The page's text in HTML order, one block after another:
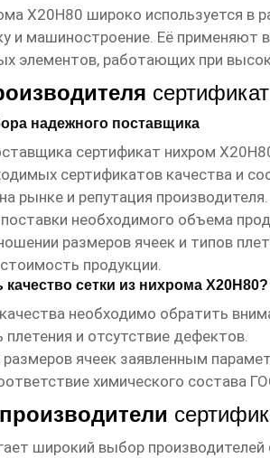
Х20Н80 широко используется в
и машиностроение. Её применяют
элементов, работающих при
надежного поставщика
сертификат нихром
сертификатов качества и
рынке и репутация производителя.
необходимого объема
размеров ячеек и типов
продукции.
качество сетки из нихрома Х20Н80?
необходимо обратить
и отсутствие дефектов.
ячеек заявленным
химического состава
широкий выбор производителей